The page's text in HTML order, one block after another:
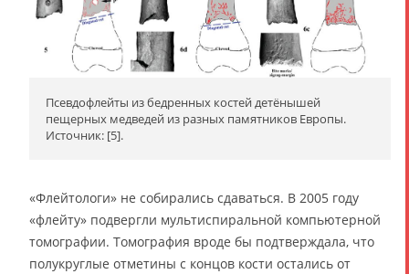
Псевдофлейты из бедренных костей детёнышей
пещерных медведей из разных памятников Европы.
Источник: [5].
«Флейтологи» не собирались сдаваться. В 2005 году
«флейту» подвергли мультиспиральной компьютерной
томографии. Томография вроде бы подтверждала, что
полукруглые отметины с концов кости остались от